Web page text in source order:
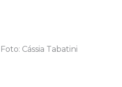
Foto: Cássia Tabatini